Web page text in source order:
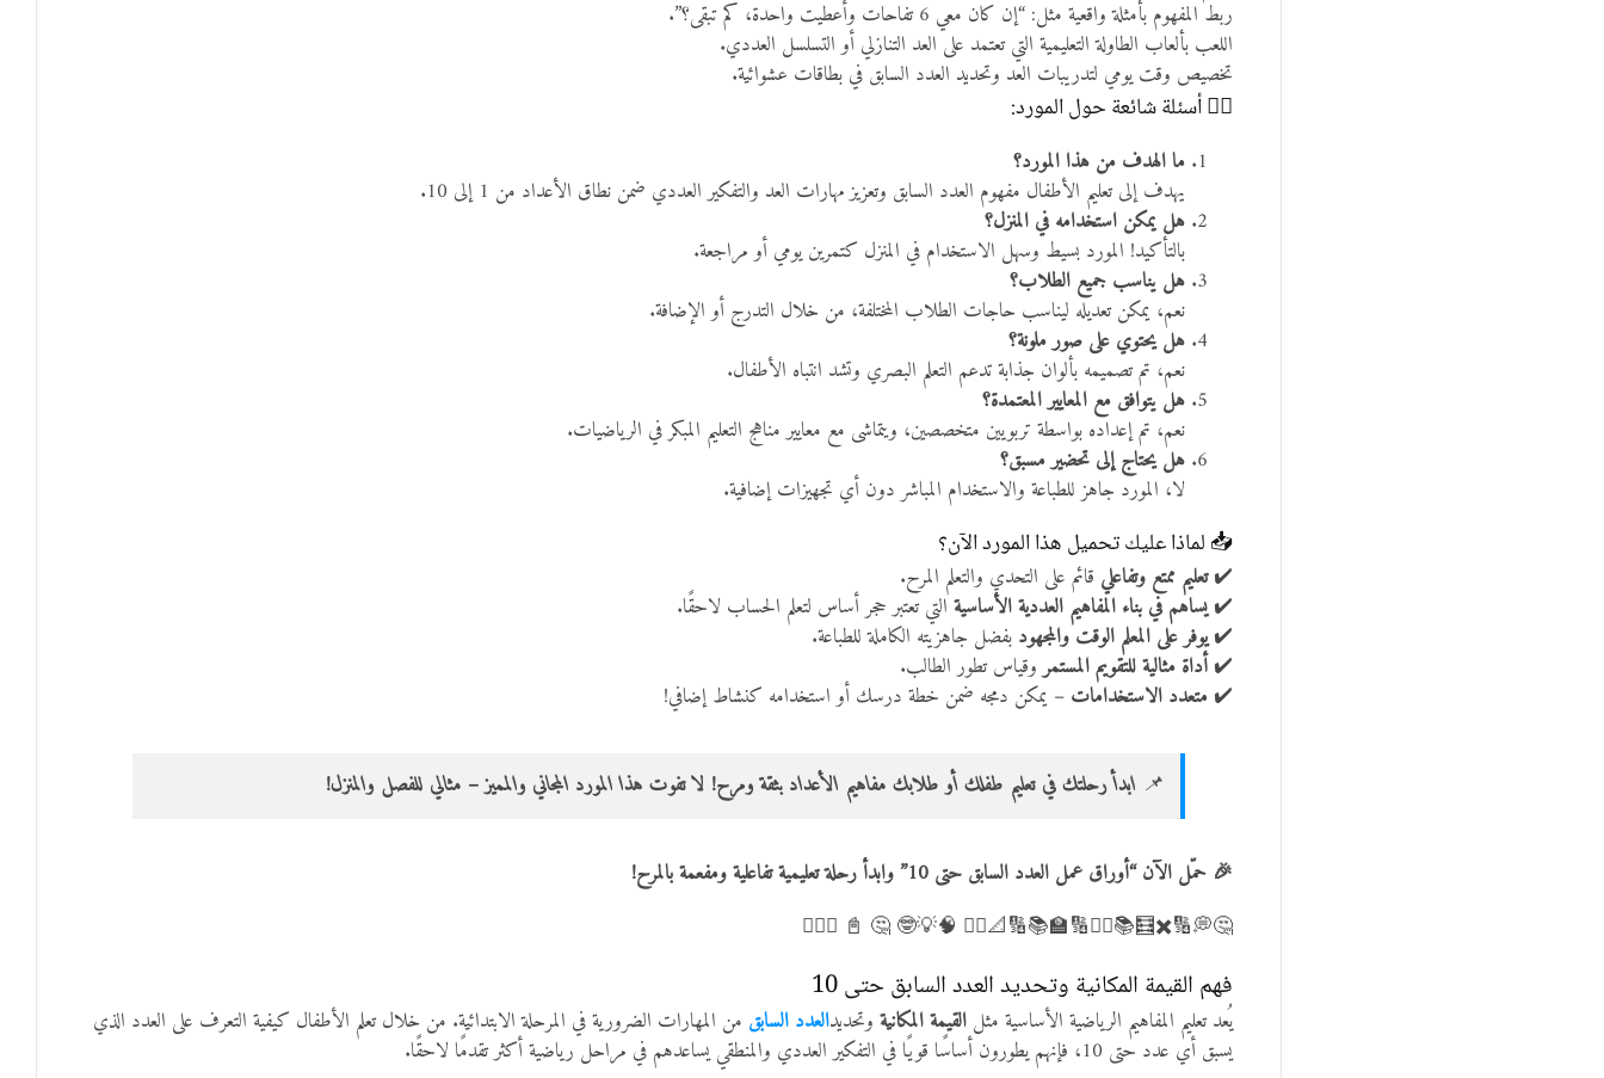
ربط المفهوم بأمثلة واقعية مثل: “إن كان معي 6 تفاحات وأعطيت واحدة، كم تبقى؟”.
اللعب بألعاب الطاولة التعليمية التي تعتمد على العد التنازلي أو التسلسل العددي.
تخصيص وقت يومي لتدريبات العد وتحديد العدد السابق في بطاقات عشوائية.
🙋‍♂️ أسئلة شائعة حول المورد:
ما الهدف من هذا المورد؟
يهدف إلى تعليم الأطفال مفهوم العدد السابق وتعزيز مهارات العد والتفكير العددي ضمن نطاق الأعداد من 1 إلى 10.
هل يمكن استخدامه في المنزل؟
بالتأكيد! المورد بسيط وسهل الاستخدام في المنزل كتمرين يومي أو مراجعة.
هل يناسب جميع الطلاب؟
نعم، يمكن تعديله ليناسب حاجات الطلاب المختلفة، من خلال التدرج أو الإضافة.
هل يحتوي على صور ملونة؟
نعم، تم تصميمه بألوان جذابة تدعم التعلم البصري وتشد انتباه الأطفال.
هل يتوافق مع المعايير المعتمدة؟
نعم، تم إعداده بواسطة تربويين متخصصين، ويتماشى مع معايير مناهج التعليم المبكر في الرياضيات.
هل يحتاج إلى تحضير مسبق؟
لا، المورد جاهز للطباعة والاستخدام المباشر دون أي تجهيزات إضافية.
📥 لماذا عليك تحميل هذا المورد الآن؟
✔️تعليم ممتع وتفاعلي قائم على التحدي والتعلم المرح.
✔️يساهم في بناء المفاهيم العددية الأساسيةالتي تعتبر حجر أساس لتعلم الحساب لاحقًا.
✔️يوفر على المعلم الوقت والمجهود بفضل جاهزيته الكاملة للطباعة.
✔️أداة مثالية للتقويم المستمروقياس تطور الطالب.
✔️ متعدد الاستخدامات – يمكن دمجه ضمن خطة درسك أو استخدامه كنشاط إضافي!
📌 ابدأ رحلتك في تعليم طفلك أو طلابك مفاهيم الأعداد بثقة ومرح! لا تفوت هذا المورد المجاني والمميز – مثالي للفصل والمنزل!
🎉 حمّل الآن “أوراق عمل العدد السابق حتى 10” وابدأ رحلة تعليمية تفاعلية ومفعمة بالمرح!
🤔💭🔢✖️🧮📚➕➗🔢🏫📚🔢📐✍🏻 🧠💡🤓 🤔 📓 ✍🏻🧮
فهم القيمة المكانية وتحديد العدد السابق حتى 10
يُعد تعليم المفاهيم الرياضية الأساسية مثل القيمة المكانية وتحديدالعدد السابق من المهارات الضرورية في المرحلة الابتدائية. من خلال تعلم الأطفال كيفية التعرف على العدد الذي
يسبق أي عدد حتى 10، فإنهم يطورون أساسًا قويًا في التفكير العددي والمنطقي يساعدهم في مراحل رياضية أكثر تقدمًا لاحقًا.